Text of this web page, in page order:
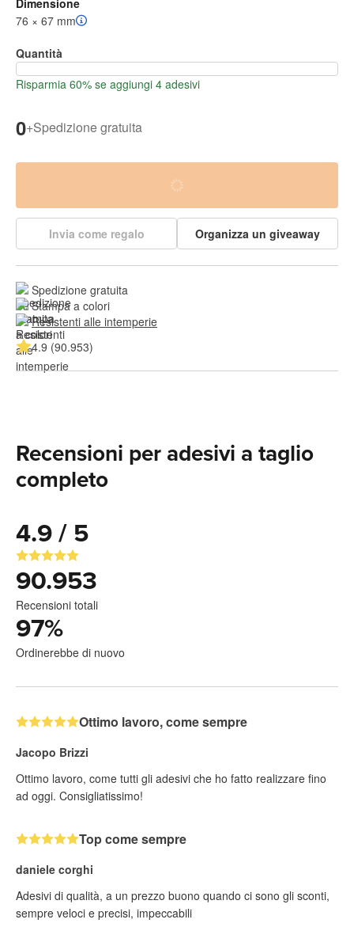
76 × 67 mm
Quantità
Risparmia 60% se aggiungi 4 adesivi
0+Spedizione gratuita
Invia come regalo Organizza un giveaway
Spedizione gratuita
Stampa a colori
Resistenti alle intemperie
4.9 (90.953)
Recensioni per adesivi a taglio
completo
4.9 / 5
90.953
Recensioni totali
97%
Ordinerebbe di nuovo
Ottimo lavoro, come sempre
Jacopo Brizzi
Ottimo lavoro, come tutti gli adesivi che ho fatto realizzare fino
ad oggi. Consigliatissimo!
Top come sempre
daniele corghi
Adesivi di qualità, a un prezzo buono quando ci sono gli sconti,
sempre veloci e precisi, impeccabili